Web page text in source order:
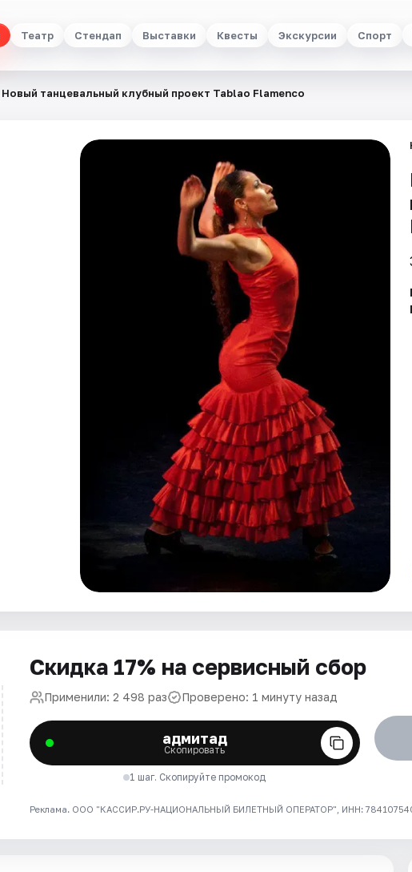
Театр Стендап Выставки Квесты Экскурсии Спорт
Новый танцевальный клубный проект Tablao Flamenсo
Скидка 17% на сервисный сбор
Применили: 2 498 раз Проверено: 1 минуту назад
адмитад
Скопировать
1 шаг. Скопируйте промокод
Реклама. ООО "КАССИР.РУ-НАЦИОНАЛЬНЫЙ БИЛЕТНЫЙ ОПЕРАТОР", ИНН: 7841075409